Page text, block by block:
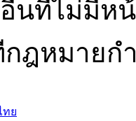
ที่ไม่มีหน้
กฎหมายก